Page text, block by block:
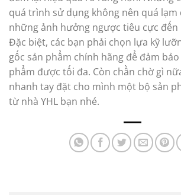
quá trình sử dụng không nên quá lạm
những ảnh hưởng ngược tiêu cực đến
Đặc biệt, các bạn phải chọn lựa kỹ
gốc sản phẩm chính hãng để đảm
phẩm được tối đa. Còn chần chờ gì
nhanh tay đặt cho mình một bộ sản
từ nhà YHL bạn nhé.